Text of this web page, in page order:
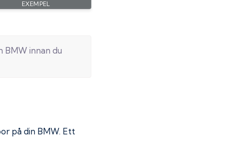
BMWinnan du
på din BMW. Ett